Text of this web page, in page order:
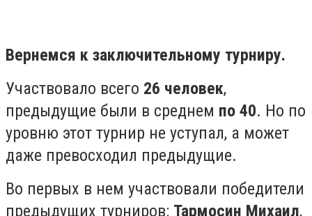
Вернемся к заключительному турниру.
Участвовало всего 26 человек,
предыдущие были в среднем по 40. Но по
уровню этот турнир не уступал, а может
даже превосходил предыдущие.
Во первых в нем участвовали победители
предыдущих турниров: Тармосин Михаил,